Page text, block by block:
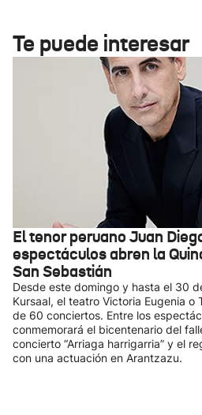
Te puede interesar
El tenor peruano Juan
espectáculos abren la
San Sebastián
Desde este domingo y hasta el 30
Kursaal, el teatro Victoria Eugenia o
de 60 conciertos. Entre los
conmemorará el bicentenario del
concierto “Arriaga harrigarria” y el
con una actuación en Arantzazu.